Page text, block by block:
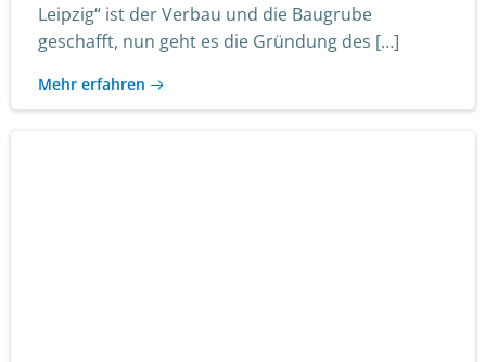
Leipzig“ ist der Verbau und die Baugrube
geschafft, nun geht es die Gründung des […]
Mehr erfahren